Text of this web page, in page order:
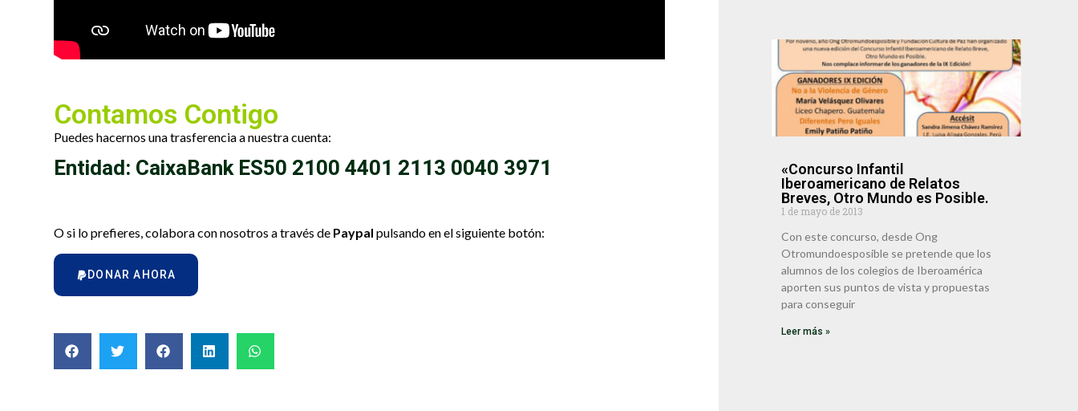
Contamos Contigo
Puedes hacernos una trasferencia a nuestra cuenta:
Entidad: CaixaBank ES50 2100 4401 2113 0040 3971
O si lo prefieres, colabora con nosotros a través de Paypal pulsando en el siguiente botón:
DONAR AHORA
«Concurso Infantil
Iberoamericano de Relatos
Breves, Otro Mundo es Posible.
1 de mayo de 2013
Con este concurso, desde Ong
Otromundoesposible se pretende que los
alumnos de los colegios de Iberoamérica
aporten sus puntos de vista y propuestas
para conseguir
Leer más »